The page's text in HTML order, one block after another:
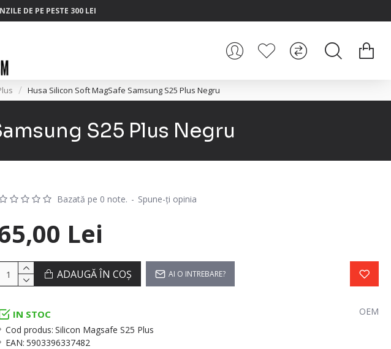
DE PE PESTE 300 LEI
Husa Silicon Soft MagSafe Samsung S25 Plus Negru
S25 Plus Negru
IN STOC
Cod produs: Silicon Magsafe S25 Plus
EAN: 5903396337482
OEM
Bazată pe 0 note. - Spune-ţi opinia
Lei
ADAUGĂ ÎN COŞ AI O INTREBARE?